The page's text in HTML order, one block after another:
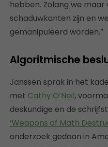
hebben. Zolang we
schaduwkanten zijn en
gemanipuleerd worden.”
Algoritmische
Janssen sprak in het
met Cathy O’Neil,
deskundige en de
‘Weapons of Math
onderzoek gedaan in